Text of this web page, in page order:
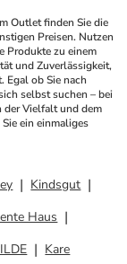
Outlet finden Sie die
Preisen. Nutzen
Produkte zu einem
und Zuverlässigkeit,
Egal ob Sie nach
selbst suchen – bei
der Vielfalt und dem
ein einmaliges
Kindsgut
Haus
Kare